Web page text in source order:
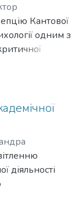
Кантової
одним з
діяльності
ХХ ст.